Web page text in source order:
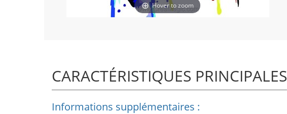
Hover to zoom
CARACTÉRISTIQUES PRINCIPALES
Informations supplémentaires :